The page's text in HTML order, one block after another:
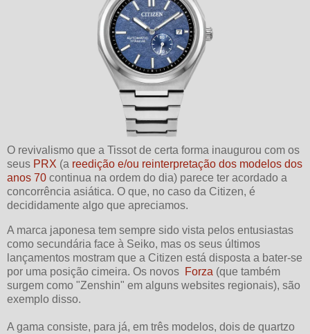
O revivalismo que a Tissot de certa forma inaugurou com os
seus PRX (a reedição e/ou reinterpretação dos modelos dos
anos 70 continua na ordem do dia) parece ter acordado a
concorrência asiática. O que, no caso da Citizen, é
decididamente algo que apreciamos.
A marca japonesa tem sempre sido vista pelos entusiastas
como secundária face à Seiko, mas os seus últimos
lançamentos mostram que a Citizen está disposta a bater-se
por uma posição cimeira. Os novos Forza (que também
surgem como "Zenshin" em alguns websites regionais), são
exemplo disso.
A gama consiste, para já, em três modelos, dois de quartzo